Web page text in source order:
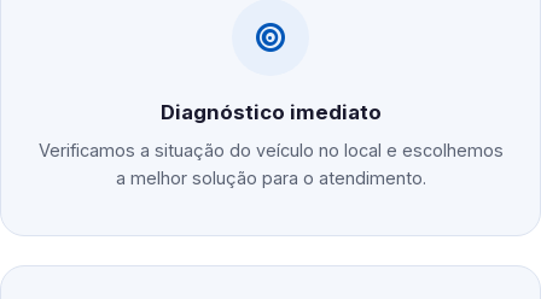
Diagnóstico imediato
Verificamos a situação do veículo no local e escolhemos
a melhor solução para o atendimento.